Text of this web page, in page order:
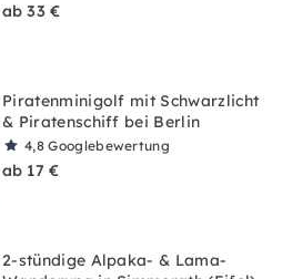
ab 33 €
Piratenminigolf mit Schwarzlicht
& Piratenschiff bei Berlin
4,8Googlebewertung
ab 17 €
2-stündige Alpaka- & Lama-